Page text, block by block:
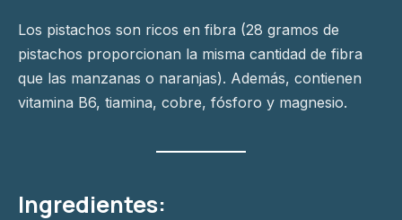
Los pistachos son ricos en fibra (28 gramos de
pistachos proporcionan la misma cantidad de fibra
que las manzanas o naranjas). Además, contienen
vitamina B6, tiamina, cobre, fósforo y magnesio.
Ingredientes: